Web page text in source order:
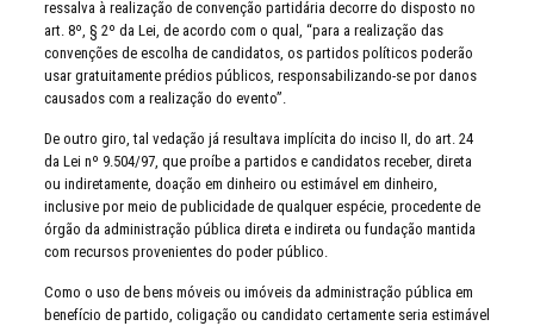
ressalva à realização de convenção partidária decorre do disposto no
art. 8º, § 2º da Lei, de acordo com o qual, “para a realização das
convenções de escolha de candidatos, os partidos políticos poderão
usar gratuitamente prédios públicos, responsabilizando-se por danos
causados com a realização do evento”.
De outro giro, tal vedação já resultava implícita do inciso II, do art. 24
da Lei nº 9.504/97, que proíbe a partidos e candidatos receber, direta
ou indiretamente, doação em dinheiro ou estimável em dinheiro,
inclusive por meio de publicidade de qualquer espécie, procedente de
órgão da administração pública direta e indireta ou fundação mantida
com recursos provenientes do poder público.
Como o uso de bens móveis ou imóveis da administração pública em
benefício de partido, coligação ou candidato certamente seria estimável